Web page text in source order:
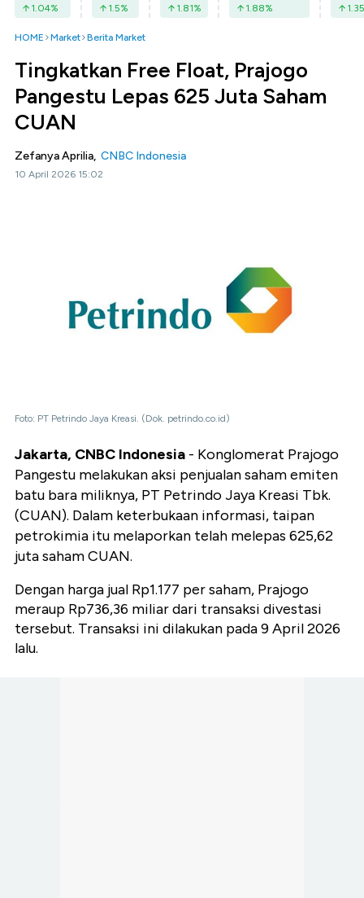
1.04% 1.5% 1.81% 1.88% 1.35
HOME Market Berita Market
Tingkatkan Free Float, Prajogo
Pangestu Lepas 625 Juta Saham
CUAN
Zefanya Aprilia, CNBC Indonesia
10 April 2026 15:02
Foto: PT Petrindo Jaya Kreasi. (Dok. petrindo.co.id)
Jakarta, CNBC Indonesia - Konglomerat Prajogo
Pangestu melakukan aksi penjualan saham emiten
batu bara miliknya, PT Petrindo Jaya Kreasi Tbk.
(CUAN). Dalam keterbukaan informasi, taipan
petrokimia itu melaporkan telah melepas 625,62
juta saham CUAN.
Dengan harga jual Rp1.177 per saham, Prajogo
meraup Rp736,36 miliar dari transaksi divestasi
tersebut. Transaksi ini dilakukan pada 9 April 2026
lalu.